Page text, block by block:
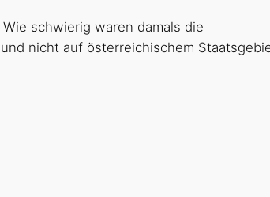
schwierig waren damals die
nicht auf österreichischem